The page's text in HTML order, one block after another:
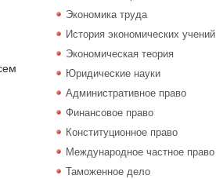
Экономика труда
История экономических учений
Экономическая теория
Юридические науки
Административное право
Финансовое право
Конституционное право
Международное частное право
Таможенное дело